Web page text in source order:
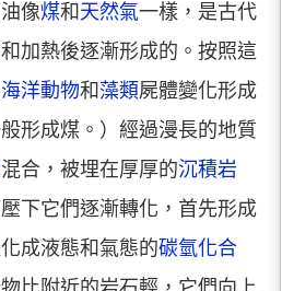
像煤和 天然氣一樣，是古代
加熱後逐漸形成的。按照這
海洋動物和藻類屍體變化形成
形成煤。）經過漫長的地質
混合，被埋在厚厚的沉積岩
下它們逐漸轉化，首先形成
化成液態和氣態的碳氫化合